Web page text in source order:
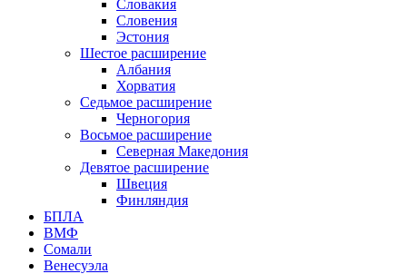
Словакия
Словения
Эстония
Шестое расширение
Албания
Хорватия
Седьмое расширение
Черногория
Восьмое расширение
Северная Македония
Девятое расширение
Швеция
Финляндия
БПЛА
ВМФ
Сомали
Венесуэла